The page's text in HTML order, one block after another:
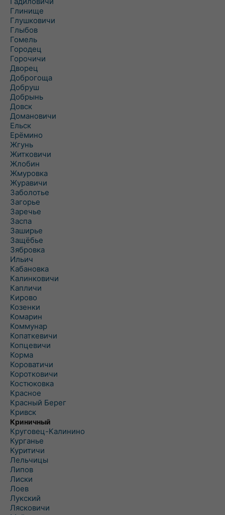
Глинище
Глушковичи
Глыбов
Гомель
Городец
Горочичи
Дворец
Доброгоща
Добруш
Добрынь
Довск
Домановичи
Ельск
Ерёмино
Жгунь
Житковичи
Жлобин
Жмуровка
Журавичи
Заболотье
Загорье
Заречье
Заспа
Заширье
Защёбье
Зябровка
Ильич
Кабановка
Калинковичи
Капличи
Кирово
Козенки
Комарин
Коммунар
Копаткевичи
Копцевичи
Корма
Короватичи
Коротковичи
Костюковка
Красное
Красный Берег
Кривск
Криничный
Круговец-Калинино
Курганье
Куритичи
Лельчицы
Липов
Лиски
Лоев
Лукский
Лясковичи